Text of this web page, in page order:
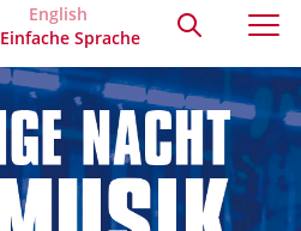
English
Einfache Sprache